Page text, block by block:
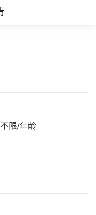
限/年龄